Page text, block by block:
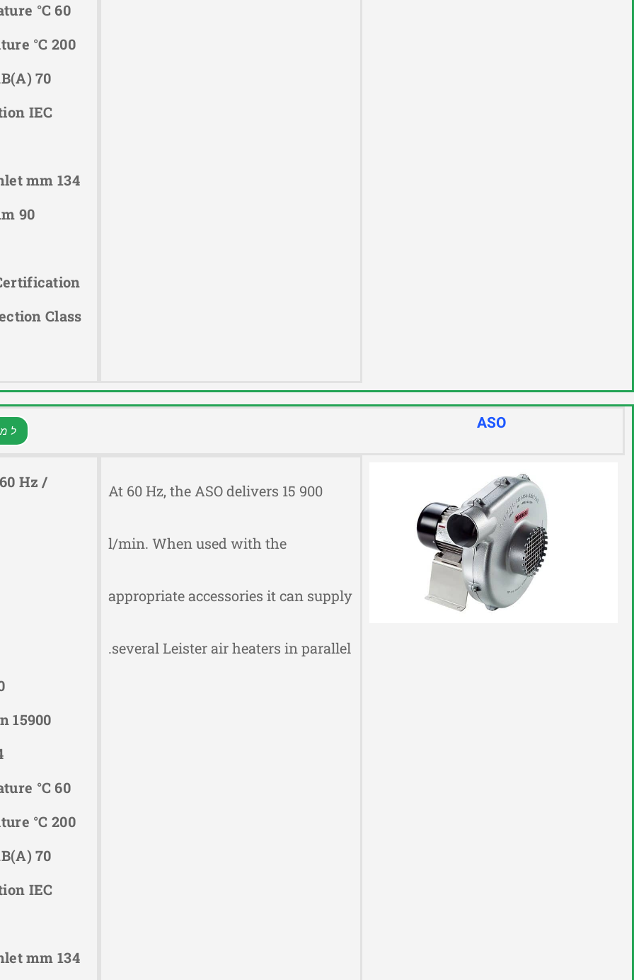
°C 60
°C 200
70
IEC
mm 134
90
Class
ASO
At 60 Hz, the ASO delivers 15 900
l/min. When used with the
appropriate accessories it can supply
several Leister air heaters in parallel.
Hz /
15900
°C 60
°C 200
70
IEC
mm 134